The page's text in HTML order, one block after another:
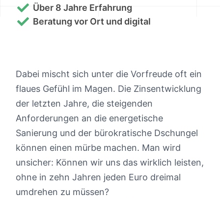
Über 8 Jahre Erfahrung
Beratung vor Ort und digital
Dabei mischt sich unter die Vorfreude oft ein
flaues Gefühl im Magen. Die Zinsentwicklung
der letzten Jahre, die steigenden
Anforderungen an die energetische
Sanierung und der bürokratische Dschungel
können einen mürbe machen. Man wird
unsicher: Können wir uns das wirklich leisten,
ohne in zehn Jahren jeden Euro dreimal
umdrehen zu müssen?